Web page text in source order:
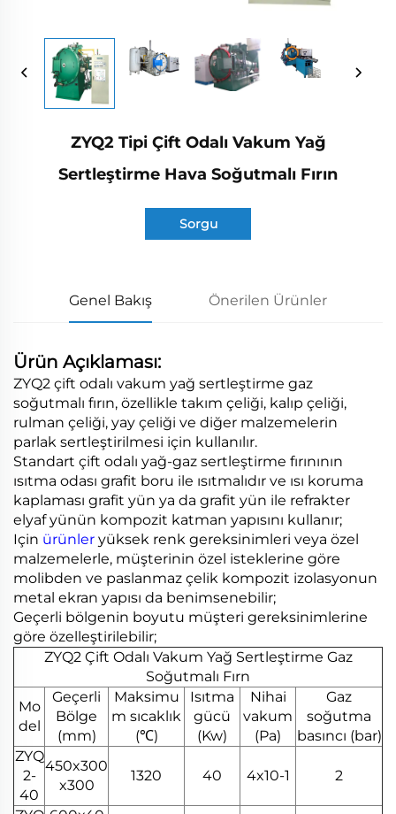
ZYQ2 Tipi Çift Odalı Vakum Yağ
Sertleştirme Hava Soğutmalı Fırın
Sorgu
Genel Bakış Önerilen Ürünler
Ürün Açıklaması:
ZYQ2 çift odalı vakum yağ sertleştirme gaz
soğutmalı fırın, özellikle takım çeliği, kalıp çeliği,
rulman çeliği, yay çeliği ve diğer malzemelerin
parlak sertleştirilmesi için kullanılır.
Standart çift odalı yağ-gaz sertleştirme fırınının
ısıtma odası grafit boru ile ısıtmalıdır ve ısı koruma
kaplaması grafit yün ya da grafit yün ile refrakter
elyaf yünün kompozit katman yapısını kullanır;
Için ürünler yüksek renk gereksinimleri veya özel
malzemelerle, müşterinin özel isteklerine göre
molibden ve paslanmaz çelik kompozit izolasyonun
metal ekran yapısı da benimsenebilir;
Geçerli bölgenin boyutu müşteri gereksinimlerine
göre özelleştirilebilir;
ZYQ2 Çift Odalı Vakum Yağ Sertleştirme Gaz
Soğutmalı Fırn
Mo
del
Geçerli
Bölge
(mm)
Maksimu
m sıcaklık
(℃)
Isıtma
gücü
(Kw)
Nihai
vakum
(Pa)
Gaz
soğutma
basıncı (bar)
ZYQ
2-
40
450x300
x300
1320 40 4x10-1 2